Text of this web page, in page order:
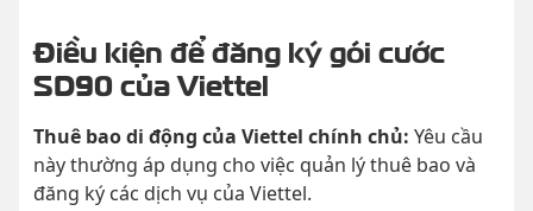
Điều kiện để đăng ký gói cước
SD90 của Viettel
Thuê bao di động của Viettel chính chủ: Yêu cầu
này thường áp dụng cho việc quản lý thuê bao và
đăng ký các dịch vụ của Viettel.